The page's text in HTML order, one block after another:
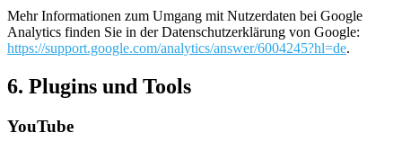
Mehr Informationen zum Umgang mit Nutzerdaten bei Google
Analytics finden Sie in der Datenschutzerklärung von Google:
https://support.google.com/analytics/answer/6004245?hl=de.
6. Plugins und Tools
YouTube